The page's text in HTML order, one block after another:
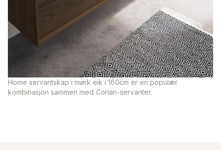
Home servantskap i mørk eik i 160cm er en populær
kombinasjon sammen med Corian-servanter.